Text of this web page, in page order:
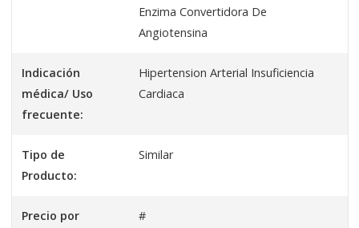
Enzima Convertidora De
Angiotensina
Indicación
médica/ Uso
frecuente:
Hipertension Arterial Insuficiencia
Cardiaca
Tipo de
Producto:
Similar
Precio por
#